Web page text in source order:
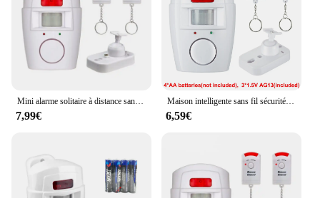
Mini alarme solitaire à distance sans fil, avec détecteur de mouvement infrarouge IR et sirène forte SpringdB, pour la sécurité à domicile, antivol
7,99€
Maison intelligente sans fil sécurité à domicile alerte PIR capteur infrarouge système d'alarme antivol détecteur de mouvement alarme 105DB sirène
6,59€